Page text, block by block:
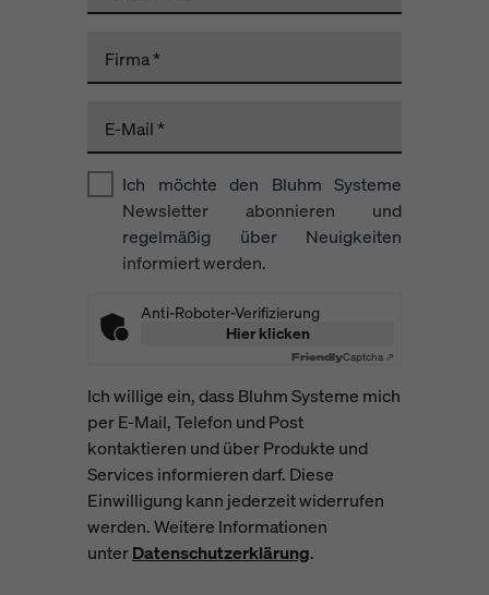
Firma
E-Mail
Ich möchte den Bluhm Systeme
Newsletter abonnieren und
regelmäßig über Neuigkeiten
informiert werden.
Anti-Roboter-Verifizierung
Hier klicken
FriendlyCaptcha ⇗
Ich willige ein, dass Bluhm Systeme mich
per E-Mail, Telefon und Post
kontaktieren und über Produkte und
Services informieren darf. Diese
Einwilligung kann jederzeit widerrufen
werden. Weitere Informationen
unterDatenschutzerklärung.